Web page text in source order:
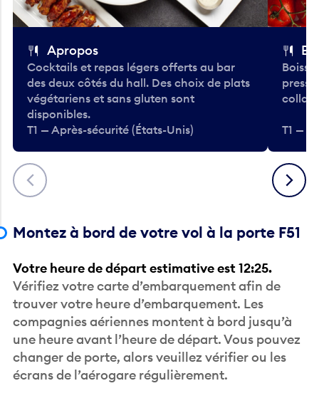
Précédent
Apropos
Cocktails et repas légers offerts au bar
des deux côtés du hall. Des choix de plats
végétariens et sans gluten sont
disponibles.
T1 — Après-sécurité (États-Unis)
T1 —
Suivant
Montez à bord de votre vol à la porte F51
Votre heure de départ estimative est 12:25.
Vérifiez votre carte d’embarquement afin de
trouver votre heure d’embarquement. Les
compagnies aériennes montent à bord jusqu’à
une heure avant l’heure de départ. Vous pouvez
changer de porte, alors veuillez vérifier ou les
écrans de l’aérogare régulièrement.